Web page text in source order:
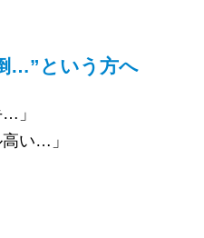
…”という方へ
」
い…」